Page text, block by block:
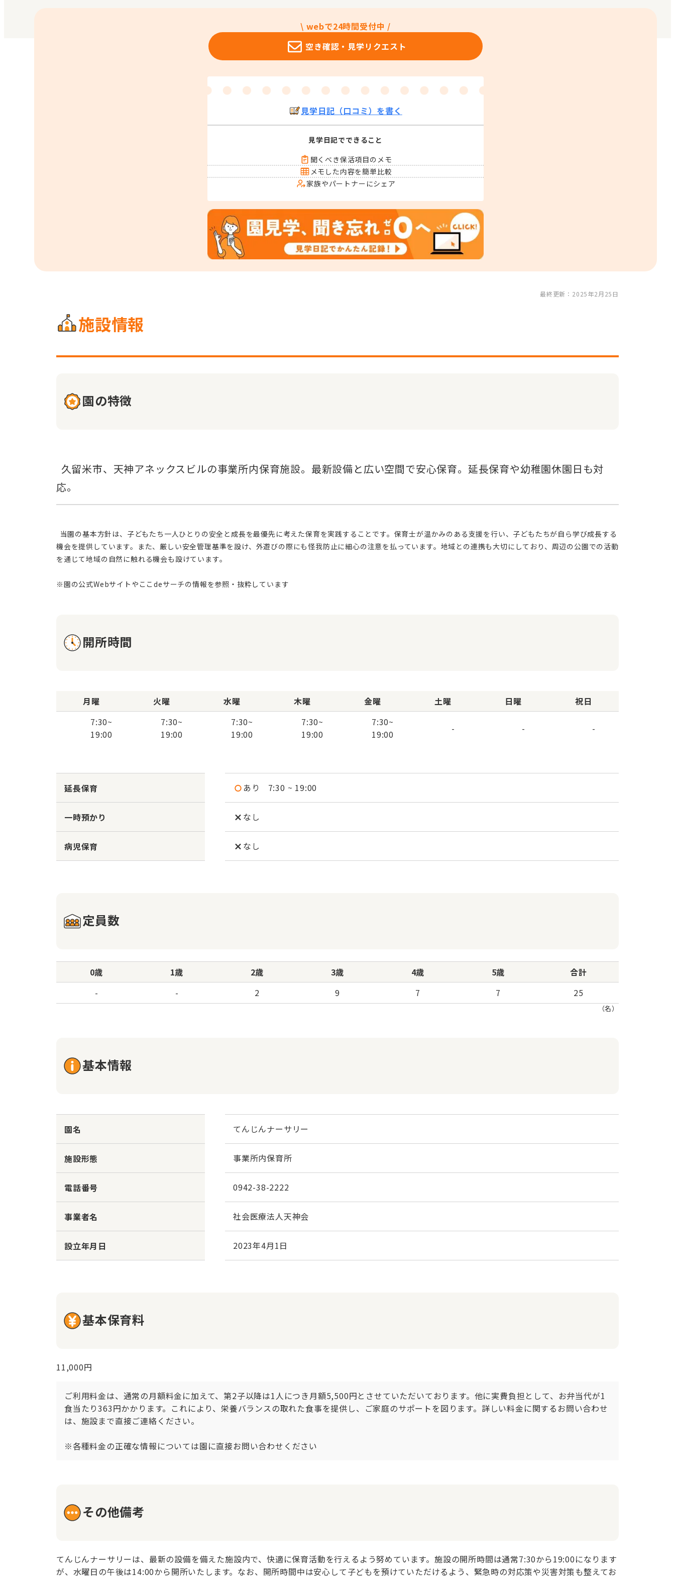
\ webで24時間受付中 /
空き確認・ 見学リクエスト
見学日記（口コミ）を書く
見学日記でできること
聞くべき保活項目のメモ
メモした内容を簡単比較
家族やパートナーにシェア
最終更新：2025年2月25日
施設情報
園の特徴
機会を提供しています。また、厳しい安全管理基準を設け、外遊びの際にも怪我防止に細心の注意を払っています。地域との連携も大切にしており、周辺の公園での活動
を通じて地域の自然に触れる機会も設けています。
開所時間
月曜
7:30~
19:00
火曜
7:30~
19:00
水曜
7:30~
19:00
木曜
7:30~
19:00
金曜
7:30~
19:00
土曜
-
日曜
-
祝日
-
延長保育 あり 7:30 ~ 19:00
一時預かり なし
病児保育 なし
定員数
0歳 1歳 2歳 3歳 4歳 5歳
合計
-
- 2 9 7 7 25
（名）
基本情報
園名 てんじんナーサリー
施設形態 事業所内保育所
電話番号 0942-38-2222
事業者名 社会医療法人天神会
設立年月日 2023年4月1日
基本保育料
11,000円
ご利用料金は、通常の月額料金に加えて、第2子以降は1人につき月額5,500円とさせていただいております。他に実費負担として、お弁当代が1
食当たり363円かかります。これにより、栄養バランスの取れた食事を提供し、ご家庭のサポートを図ります。詳しい料金に関するお問い合わせ
は、施設まで直接ご連絡ください。
※各種料金の正確な情報については園に直接お問い合わせください
その他備考
てんじんナーサリーは、最新の設備を備えた施設内で、快適に保育活動を行えるよう努めています。施設の開所時間は通常7:30から19:00になります
が、水曜日の午後は14:00から開所いたします。なお、開所時間中は安心して子どもを預けていただけるよう、緊急時の対応策や災害対策も整えてお